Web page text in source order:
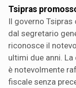
Tsipras
Il governo
dal segretario
riconosce il
ultimi due anni.
è notevolmente
fiscale senza